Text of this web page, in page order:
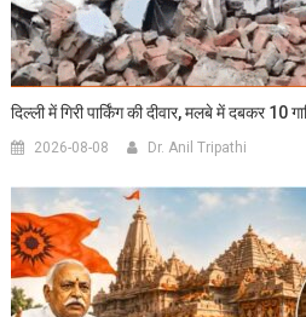
दिल्ली में गिरी पार्किंग की दीवार, मलबे में दबकर
2026-08-08 Dr. Anil Tripathi